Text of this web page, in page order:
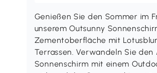
Genießen Sie den Sommer im
unserem Outsunny
Zementoberfläche mit
Terrassen. Verwandeln Sie
Sonnenschirm mit einem